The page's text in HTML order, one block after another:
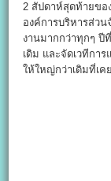
2 สัปดาห์สุดท้ายขอ
องค์การบริหารส่ว
งานมากกว่าทุกๆ ปี
เดิม และจัดเวทีกา
ให้ใหญ่กว่าเดิมที่เค